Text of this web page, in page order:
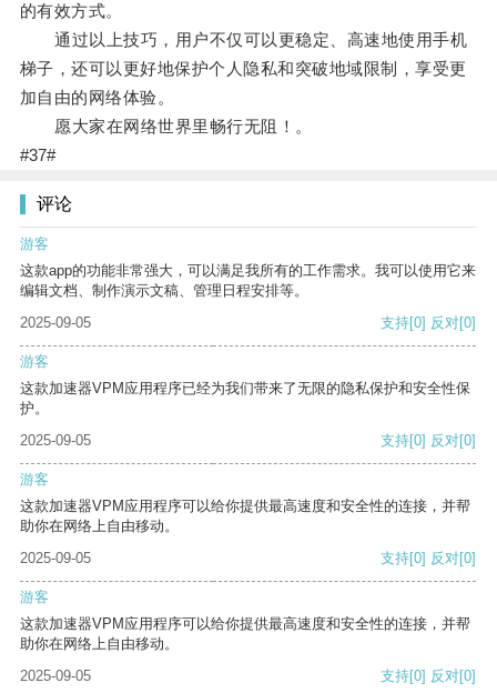
的有效方式。
通过以上技巧，用户不仅可以更稳定、高速地使用手机
梯子，还可以更好地保护个人隐私和突破地域限制，享受更
加自由的网络体验。
愿大家在网络世界里畅行无阻！。
#37#
评论
游客
这款app的功能非常强大，可以满足我所有的工作需求。我可以使用它来
编辑文档、制作演示文稿、管理日程安排等。
2025-09-05
支持[0] 反对[0]
游客
这款加速器VPM应用程序已经为我们带来了无限的隐私保护和安全性保
护。
2025-09-05
支持[0] 反对[0]
游客
这款加速器VPM应用程序可以给你提供最高速度和安全性的连接，并帮
助你在网络上自由移动。
2025-09-05
支持[0] 反对[0]
游客
这款加速器VPM应用程序可以给你提供最高速度和安全性的连接，并帮
助你在网络上自由移动。
2025-09-05
支持[0] 反对[0]